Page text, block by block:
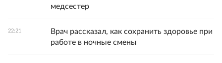
медсестер
22:21
Врач рассказал, как сохранить здоровье при
работе в ночные смены